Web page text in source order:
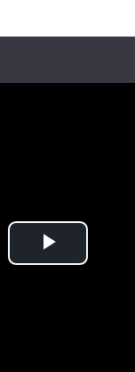
Play